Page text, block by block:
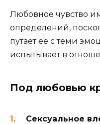
Любовное чувство
определений,
путает ее с теми
испытывает в
Под любовью
Сексуальное